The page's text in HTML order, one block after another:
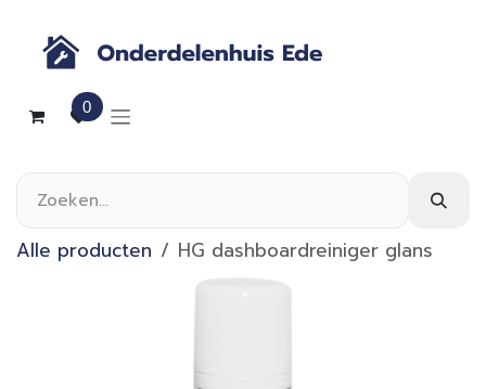
0
Alle producten HG dashboardreiniger glans